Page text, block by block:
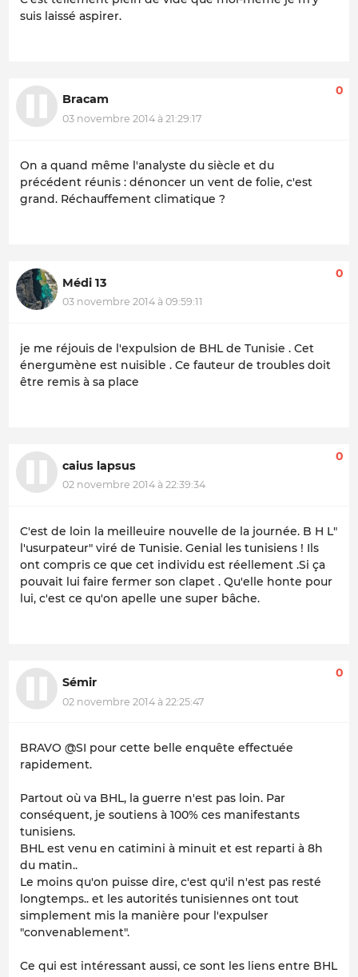
suis laissé aspirer.
Bracam
03 novembre 2014 à 21:29:17
0
On a quand même l'analyste du siècle et du
précédent réunis : dénoncer un vent de folie, c'est
grand. Réchauffement climatique ?
Médi 13
03 novembre 2014 à 09:59:11
0
je me réjouis de l'expulsion de BHL de Tunisie . Cet
énergumène est nuisible . Ce fauteur de troubles doit
être remis à sa place
caius lapsus
02 novembre 2014 à 22:39:34
0
C'est de loin la meilleuire nouvelle de la journée. B H L"
l'usurpateur" viré de Tunisie. Genial les tunisiens ! Ils
ont compris ce que cet individu est réellement .Si ça
pouvait lui faire fermer son clapet . Qu'elle honte pour
lui, c'est ce qu'on apelle une super bâche.
Sémir
02 novembre 2014 à 22:25:47
0
BRAVO @SI pour cette belle enquête effectuée
rapidement.
Partout où va BHL, la guerre n'est pas loin. Par
conséquent, je soutiens à 100% ces manifestants
tunisiens.
BHL est venu en catimini à minuit et est reparti à 8h
du matin..
Le moins qu'on puisse dire, c'est qu'il n'est pas resté
longtemps.. et les autorités tunisiennes ont tout
simplement mis la manière pour l'expulser
"convenablement".
Ce qui est intéressant aussi, ce sont les liens entre BHL